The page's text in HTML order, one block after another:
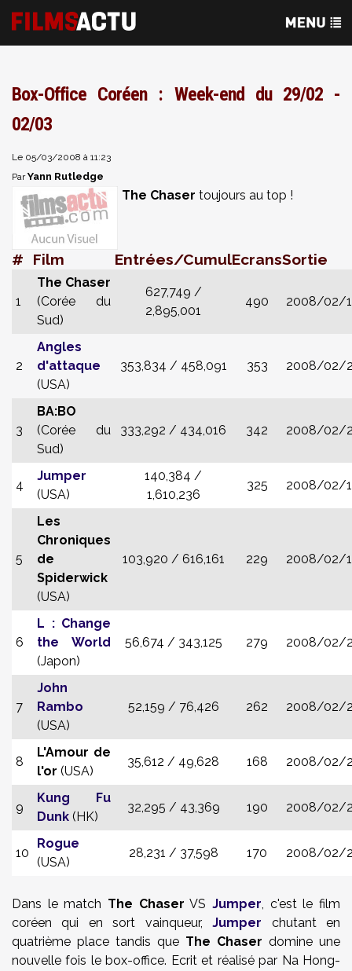
Box-Office Coréen : Week-end du 29/02 -
02/03
Le 05/03/2008 à 11:23
ParYann Rutledge
The Chaser toujours au top !
# Film Entrées/CumulEcransSortie
1
The Chaser
(Corée du
Sud)
627,749 /
2,895,001
490 2008/02/
2
Angles
d'attaque
(USA)
353,834 / 458,091 353 2008/02/
3
BA:BO
(Corée du
Sud)
333,292 / 434,016 342 2008/02/
4
Jumper
(USA)
140,384 /
1,610,236
325 2008/02/
5
Les
Chroniques
de
Spiderwick
(USA)
103,920 / 616,161 229 2008/02/
6
L : Change
the World
(Japon)
56,674 / 343,125 279 2008/02/
7
John
Rambo
(USA)
52,159 / 76,426 262 2008/02/
8
L'Amour de
l'or (USA)
35,612 / 49,628 168 2008/02/
9
Kung Fu
Dunk (HK)
32,295 / 43,369 190 2008/02/
10
Rogue
(USA)
28,231 / 37,598 170 2008/02/
Dans le match The Chaser VSJumper, c'est le film
coréen qui en sort vainqueur,Jumper chutant en
quatrième place tandis que The Chaser domine une
nouvelle fois le box-office. Ecrit et réalisé par Na Hong-